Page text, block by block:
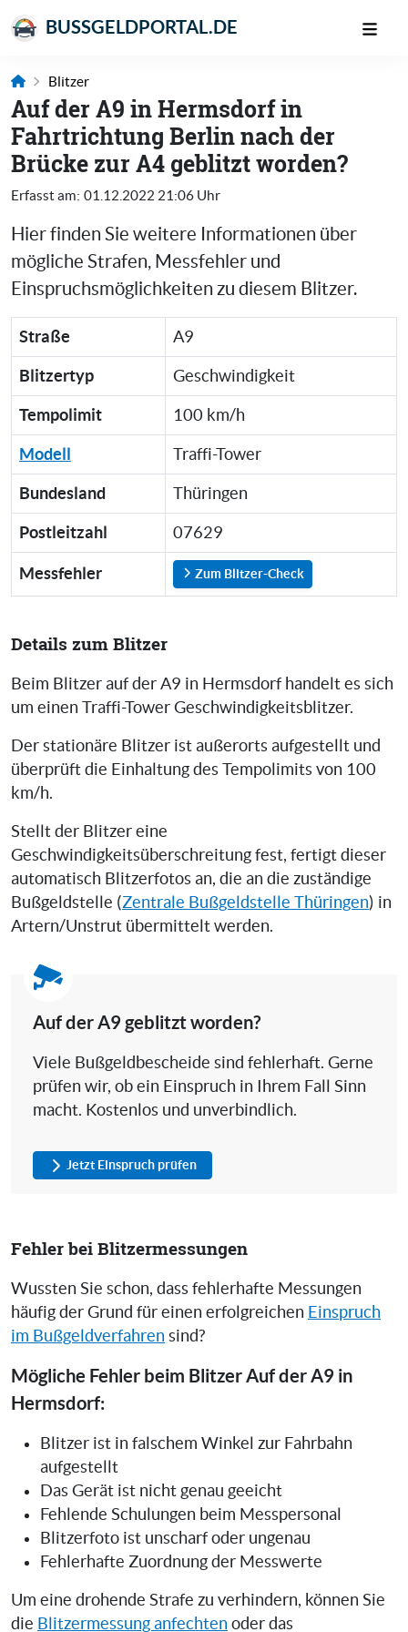
BUSSGELDPORTAL.DE
Blitzer
Auf der A9 in Hermsdorf in
Fahrtrichtung Berlin nach der
Brücke zur A4 geblitzt worden?
Erfasst am: 01.12.2022 21:06 Uhr
Hier finden Sie weitere Informationen über
mögliche Strafen, Messfehler und
Einspruchsmöglichkeiten zu diesem Blitzer.
Straße A9
Blitzertyp Geschwindigkeit
Tempolimit 100 km/h
Modell Traffi-Tower
Bundesland Thüringen
Postleitzahl 07629
Messfehler Zum Blitzer-Check
Details zum Blitzer
Beim Blitzer auf der A9 in Hermsdorf handelt es sich
um einen Traffi-Tower Geschwindigkeitsblitzer.
Der stationäre Blitzer ist außerorts aufgestellt und
überprüft die Einhaltung des Tempolimits von 100
km/h.
Stellt der Blitzer eine
Geschwindigkeitsüberschreitung fest, fertigt dieser
automatisch Blitzerfotos an, die an die zuständige
Bußgeldstelle (Zentrale Bußgeldstelle Thüringen) in
Artern/Unstrut übermittelt werden.
Auf der A9 geblitzt worden?
Viele Bußgeldbescheide sind fehlerhaft. Gerne
prüfen wir, ob ein Einspruch in Ihrem Fall Sinn
macht. Kostenlos und unverbindlich.
Jetzt Einspruch prüfen
Fehler bei Blitzermessungen
Wussten Sie schon, dass fehlerhafte Messungen
häufig der Grund für einen erfolgreichen Einspruch
im Bußgeldverfahren sind?
Mögliche Fehler beim Blitzer Auf der A9 in
Hermsdorf:
Blitzer ist in falschem Winkel zur Fahrbahn
aufgestellt
Das Gerät ist nicht genau geeicht
Fehlende Schulungen beim Messpersonal
Blitzerfoto ist unscharf oder ungenau
Fehlerhafte Zuordnung der Messwerte
Um eine drohende Strafe zu verhindern, können Sie
die Blitzermessung anfechten oder das